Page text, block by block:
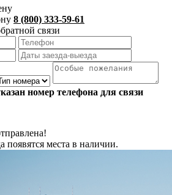
8 (800) 333-59-61
связи
номер телефона для связи
места в наличии.